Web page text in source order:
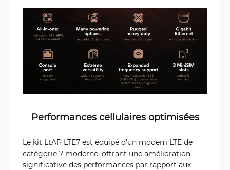
Performances cellulaires optimisées
Le kit LtAP LTE7 est équipé d'un modem LTE de
catégorie 7 moderne, offrant une amélioration
significative des performances par rapport aux